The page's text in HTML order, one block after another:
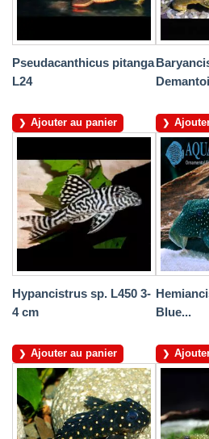
Pseudacanthicus pitanga
L24
Ajouter au panier
Hypancistrus sp. L450 3-
4 cm
Ajouter au panier
Blue...